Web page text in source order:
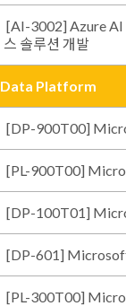
[AI-3002] Azure AI
스 솔루션 개발
Data Platform
[DP-900T00]
[PL-900T00]
[DP-100T01]
[DP-601]
[PL-300T00]